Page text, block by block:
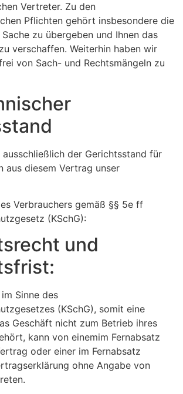
Vertreter. Zu den
Pflichten gehört insbesondere die
zu übergeben und Ihnen das
verschaffen. Weiterhin haben wir
von Sach- und Rechtsmängeln zu
ausschließlich der Gerichtsstand für
aus diesem Vertrag unser
Verbrauchers gemäß §§ 5e ff
(KSchG):
und
Sinne des
(KSchG), somit eine
Geschäft nicht zum Betrieb ihres
kann von einemim Fernabsatz
oder einer im Fernabsatz
ohne Angabe von